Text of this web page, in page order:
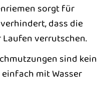
sorgt für
dass die
Laufen verrutschen.
sind kein
mit Wasser